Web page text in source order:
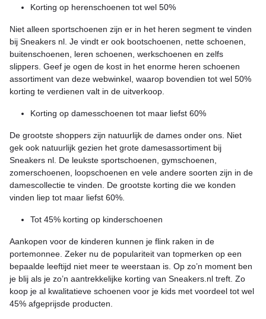
Korting op herenschoenen tot wel 50%
Niet alleen sportschoenen zijn er in het heren segment te vinden
bij Sneakers nl. Je vindt er ook bootschoenen, nette schoenen,
buitenschoenen, leren schoenen, werkschoenen en zelfs
slippers. Geef je ogen de kost in het enorme heren schoenen
assortiment van deze webwinkel, waarop bovendien tot wel 50%
korting te verdienen valt in de uitverkoop.
Korting op damesschoenen tot maar liefst 60%
De grootste shoppers zijn natuurlijk de dames onder ons. Niet
gek ook natuurlijk gezien het grote damesassortiment bij
Sneakers nl. De leukste sportschoenen, gymschoenen,
zomerschoenen, loopschoenen en vele andere soorten zijn in de
damescollectie te vinden. De grootste korting die we konden
vinden liep tot maar liefst 60%.
Tot 45% korting op kinderschoenen
Aankopen voor de kinderen kunnen je flink raken in de
portemonnee. Zeker nu de populariteit van topmerken op een
bepaalde leeftijd niet meer te weerstaan is. Op zo’n moment ben
je blij als je zo’n aantrekkelijke korting van Sneakers.nl treft. Zo
koop je al kwalitatieve schoenen voor je kids met voordeel tot wel
45% afgeprijsde producten.